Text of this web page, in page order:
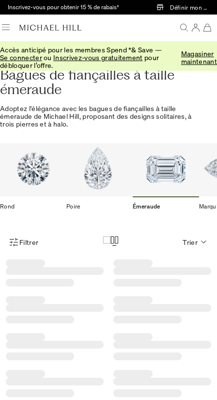
Passer au contenu principal
Inscrivez-vous pour obtenir 15 % de rabais† Définir mon
Accès anticipé pour les membres Spend *& Save —
Se connecterou Inscrivez-vous gratuitement pour
débloquer l’offre.
Magasiner
maintenant
Accueil
Bagues de fiançailles à taille
émeraude
Adoptez l'élégance avec les bagues de fiançailles à taille
émeraude de Michael Hill, proposant des designs solitaires, à
trois pierres et à halo.
Rond Poire Émeraude
Menu des filtres d'articles
Filtrer Trier